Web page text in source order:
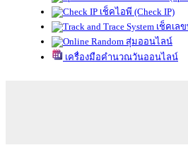
เช็คไอพี (Check IP)
เช็คเล
สุ่มออนไลน์
เครื่องมือคำนวณวันออนไลน์